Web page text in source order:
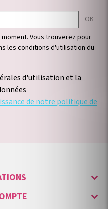
OK
Vous trouverez pour
les conditions d'utilisation du
d'utilisation et la
de notre politique de